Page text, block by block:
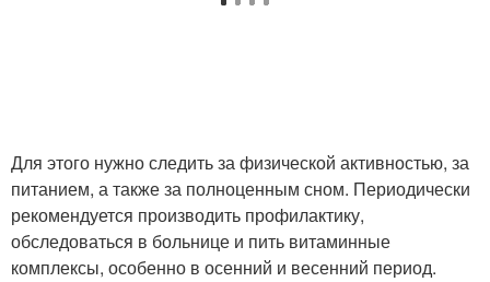
Для этого нужно следить за физической активностью, за
питанием, а также за полноценным сном. Периодически
рекомендуется производить профилактику,
обследоваться в больнице и пить витаминные
комплексы, особенно в осенний и весенний период.